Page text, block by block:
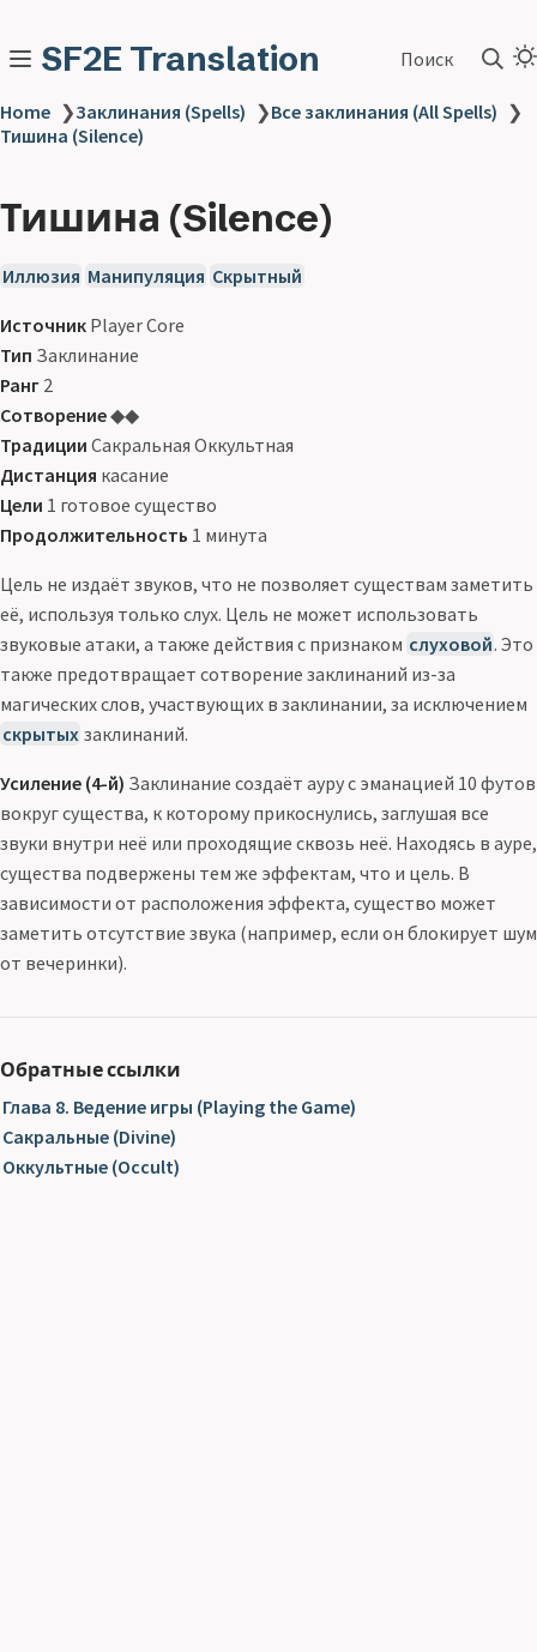
SF2E Translation Поиск
Home ❯Заклинания (Spells) ❯Все заклинания (All Spells) ❯
Тишина (Silence)
Тишина (Silence)
Иллюзия Манипуляция Скрытный
Источник Player Core
Тип Заклинание
Ранг 2
Сотворение◆◆
Традиции Сакральная Оккультная
Дистанция касание
Цели 1 готовое существо
Продолжительность 1 минута
Цель не издаёт звуков, что не позволяет существам заметить
её, используя только слух. Цель не может использовать
звуковые атаки, а также действия с признаком слуховой. Это
также предотвращает сотворение заклинаний из-за
магических слов, участвующих в заклинании, за исключением
скрытых заклинаний.
Усиление (4-й) Заклинание создаёт ауру с эманацией 10 футов
вокруг существа, к которому прикоснулись, заглушая все
звуки внутри неё или проходящие сквозь неё. Находясь в ауре,
существа подвержены тем же эффектам, что и цель. В
зависимости от расположения эффекта, существо может
заметить отсутствие звука (например, если он блокирует шум
от вечеринки).
Обратные ссылки
Глава 8. Ведение игры (Playing the Game)
Сакральные (Divine)
Оккультные (Occult)